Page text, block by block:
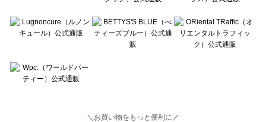
＼お買い物をもっと便利に／